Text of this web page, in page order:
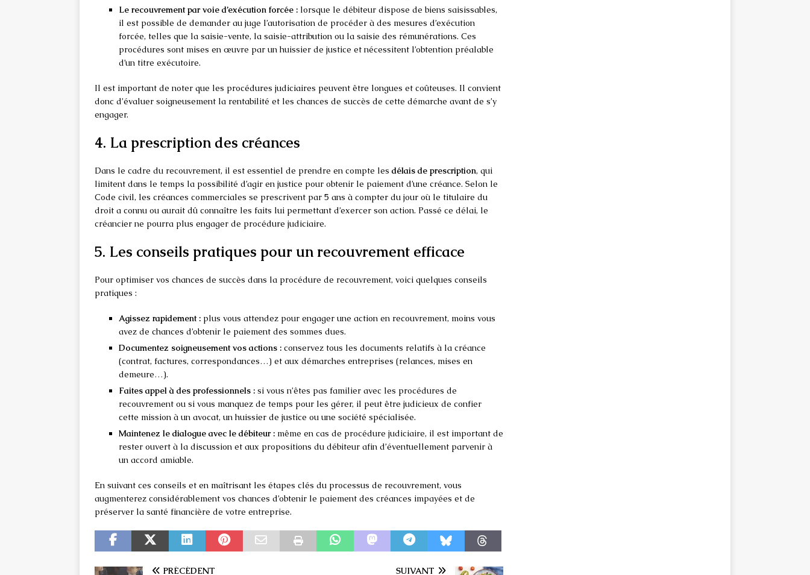
Le recouvrement par voie d’exécution forcée : lorsque le débiteur dispose de biens saisissables,
il est possible de demander au juge l’autorisation de procéder à des mesures d’exécution
forcée, telles que la saisie-vente, la saisie-attribution ou la saisie des rémunérations. Ces
procédures sont mises en œuvre par un huissier de justice et nécessitent l’obtention préalable
d’un titre exécutoire.
Il est important de noter que les procédures judiciaires peuvent être longues et coûteuses. Il convient
donc d’évaluer soigneusement la rentabilité et les chances de succès de cette démarche avant de s’y
engager.
4. La prescription des créances
Dans le cadre du recouvrement, il est essentiel de prendre en compte les délais de prescription, qui
limitent dans le temps la possibilité d’agir en justice pour obtenir le paiement d’une créance. Selon le
Code civil, les créances commerciales se prescrivent par 5 ans à compter du jour où le titulaire du
droit a connu ou aurait dû connaître les faits lui permettant d’exercer son action. Passé ce délai, le
créancier ne pourra plus engager de procédure judiciaire.
5. Les conseils pratiques pour un recouvrement efficace
Pour optimiser vos chances de succès dans la procédure de recouvrement, voici quelques conseils
pratiques :
Agissez rapidement : plus vous attendez pour engager une action en recouvrement, moins vous
avez de chances d’obtenir le paiement des sommes dues.
Documentez soigneusement vos actions : conservez tous les documents relatifs à la créance
(contrat, factures, correspondances…) et aux démarches entreprises (relances, mises en
demeure…).
Faites appel à des professionnels : si vous n’êtes pas familier avec les procédures de
recouvrement ou si vous manquez de temps pour les gérer, il peut être judicieux de confier
cette mission à un avocat, un huissier de justice ou une société spécialisée.
Maintenez le dialogue avec le débiteur : même en cas de procédure judiciaire, il est important de
rester ouvert à la discussion et aux propositions du débiteur afin d’éventuellement parvenir à
un accord amiable.
En suivant ces conseils et en maîtrisant les étapes clés du processus de recouvrement, vous
augmenterez considérablement vos chances d’obtenir le paiement des créances impayées et de
préserver la santé financière de votre entreprise.
PRÉCÉDENT SUIVANT